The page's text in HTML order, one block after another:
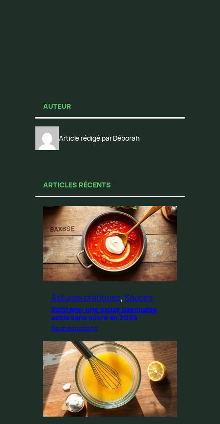
AUTEUR
Article rédigé par Déborah
ARTICLES RÉCENTS
Astuces pratiques, Sauces
Rattraper une sauce basquaise
acide sans sucre en 2026
Desbeauxplats